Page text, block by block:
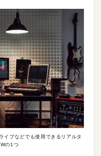
イブなどでも使用できるリアルタ
の1つ